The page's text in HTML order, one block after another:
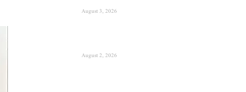
August 3, 2026
August 2, 2026